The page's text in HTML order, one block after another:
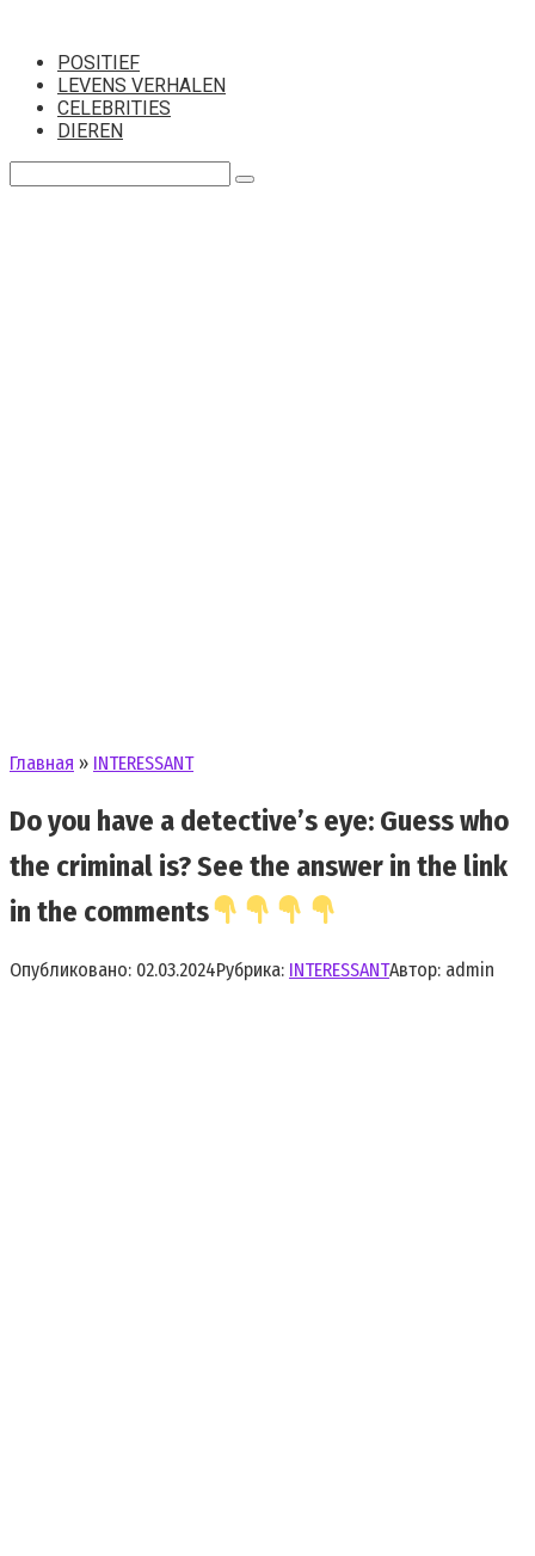
контентуPOSITIEF
LEVENS VERHALEN
CELEBRITIES
DIEREN
Главная » INTERESSANT
Do you have a detective’s eye: Guess who
the criminal is? See the answer in the link
in the comments
Опубликовано: 02.03.2024Рубрика: INTERESSANTАвтор: admin